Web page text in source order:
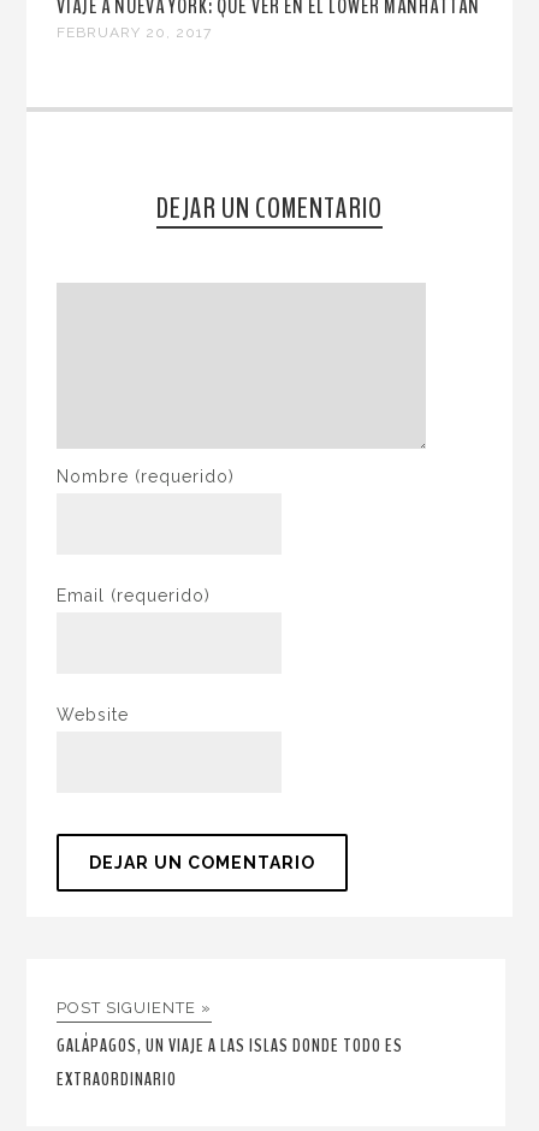
FEBRUARY 20, 2017
DEJAR UN COMENTARIO
Nombre (requerido)
Email (requerido)
Website
POST SIGUIENTE »
GALÁPAGOS, UN VIAJE A LAS ISLAS DONDE TODO ES
EXTRAORDINARIO